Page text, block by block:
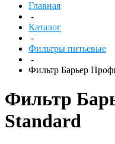
Главная
-
Каталог
-
Фильтры питьевые
-
Фильтр Барьер
Фильтр
Standard